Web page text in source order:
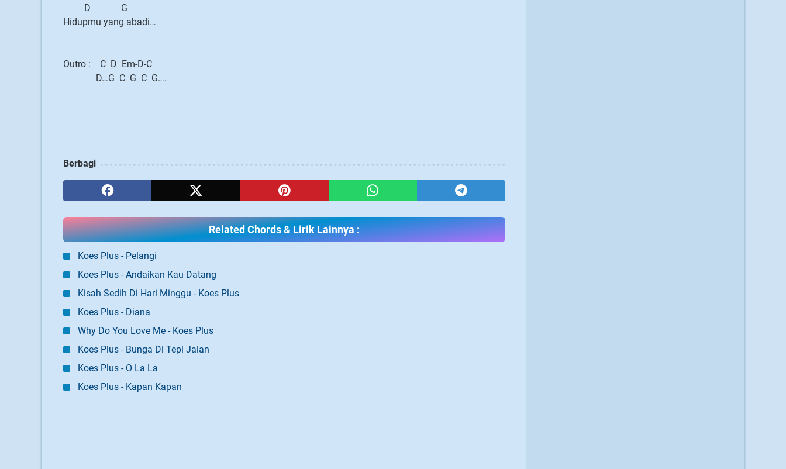
D G
Hidupmu yang abadi…
Outro : C D Em-D-C
D…G C G C G….
Berbagi
Related Chords & Lirik Lainnya :
Koes Plus - Pelangi
Koes Plus - Andaikan Kau Datang
Kisah Sedih Di Hari Minggu - Koes Plus
Koes Plus - Diana
Why Do You Love Me - Koes Plus
Koes Plus - Bunga Di Tepi Jalan
Koes Plus - O La La
Koes Plus - Kapan Kapan